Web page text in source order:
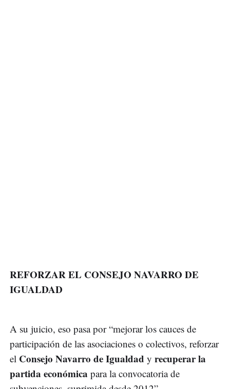
REFORZAR EL CONSEJO NAVARRO DE
IGUALDAD
A su juicio, eso pasa por “mejorar los cauces de
participación de las asociaciones o colectivos, reforzar
el Consejo Navarro de Igualdad y recuperar la
partida económica para la convocatoria de